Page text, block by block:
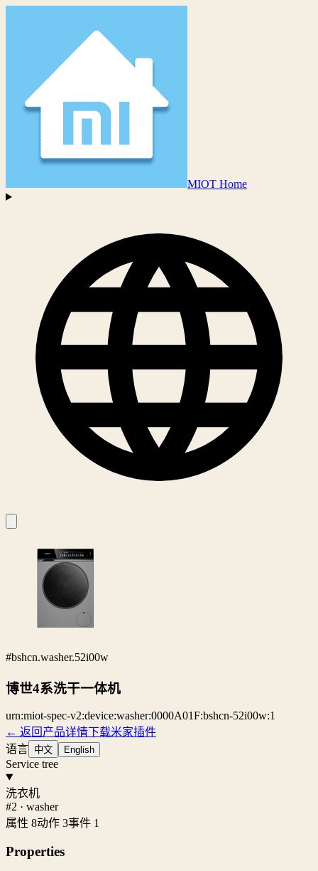
MIOT Home
#bshcn.washer.52i00w
博世4系洗干一体机
urn:miot-spec-v2:device:washer:0000A01F:bshcn-52i00w:1
← 返回产品详情下载米家插件
语言 中文 English
Service tree
洗衣机
#2 · washer
属性 8动作 3事件 1
Properties